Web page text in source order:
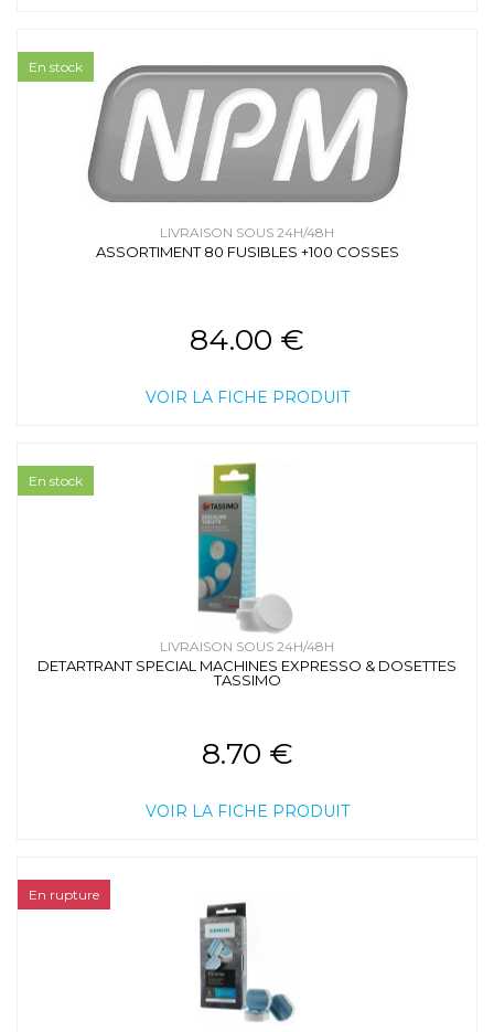
LIVRAISON SOUS 24H/48H
ASSORTIMENT 80 FUSIBLES +100 COSSES
84.00 €
VOIR LA FICHE PRODUIT
En stock
LIVRAISON SOUS 24H/48H
DETARTRANT SPECIAL MACHINES EXPRESSO & DOSETTES
TASSIMO
8.70 €
VOIR LA FICHE PRODUIT
En stock
En rupture